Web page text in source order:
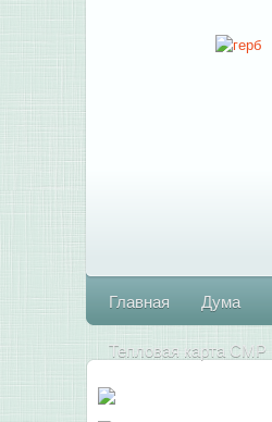
Главная Дума
Тепловая карта СМР